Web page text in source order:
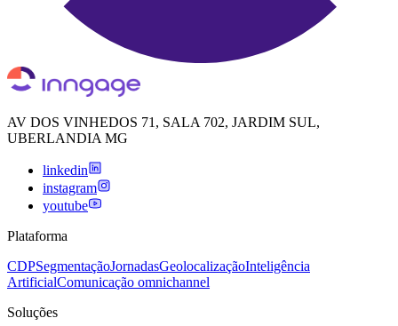
AV DOS VINHEDOS 71, SALA 702, JARDIM SUL,
UBERLANDIA MG
linkedin
instagram
youtube
Plataforma
CDPSegmentaçãoJornadasGeolocalizaçãoInteligência
ArtificialComunicação omnichannel
Soluções